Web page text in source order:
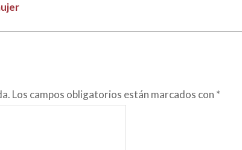
Los campos obligatorios están marcados con *